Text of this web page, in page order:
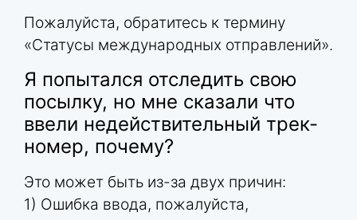
Пожалуйста, обратитесь к термину
«Статусы международных отправлений».
Я попытался отследить свою
посылку, но мне сказали что
ввели недействительный трек-
номер, почему?
Это может быть из-за двух причин:
1) Ошибка ввода, пожалуйста,